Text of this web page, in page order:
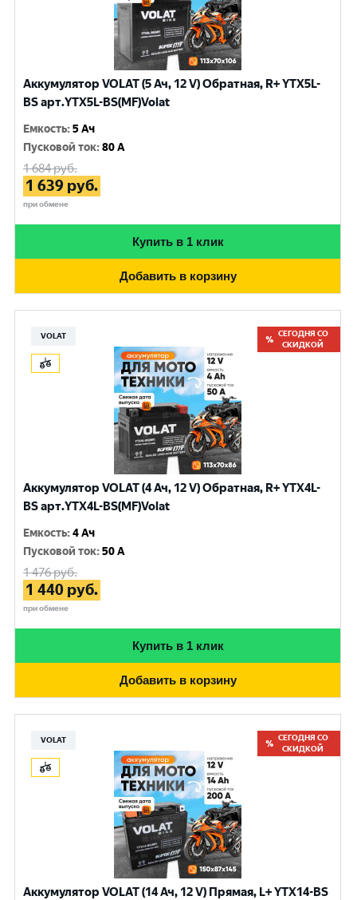
Аккумулятор VOLAT (5 Ач, 12 V) Обратная, R+ YTX5L-
BS арт.YTX5L-BS(MF)Volat
Емкость:5 Ач
Пусковой ток:80 A
1 684руб.
1 639 руб.
при обмене
Купить в 1 клик
Добавить в корзину
VOLAT
СЕГОДНЯ СО
СКИДКОЙ
Аккумулятор VOLAT (4 Ач, 12 V) Обратная, R+ YTX4L-
BS арт.YTX4L-BS(MF)Volat
Емкость:4 Ач
Пусковой ток:50 A
1 476руб.
1 440 руб.
при обмене
Купить в 1 клик
Добавить в корзину
VOLAT
СЕГОДНЯ СО
СКИДКОЙ
Аккумулятор VOLAT (14 Ач, 12 V) Прямая, L+ YTX14-BS